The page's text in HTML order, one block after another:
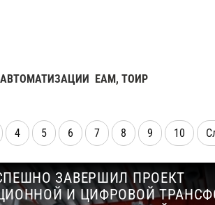
EAM, ТОИР
4 5 6 7 8 9 10
ЗАВЕРШИЛ ПРОЕКТ
И ЦИФРОВОЙ